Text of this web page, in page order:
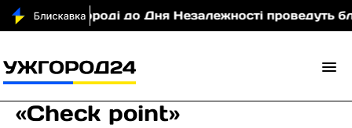
В Ужгороді до Дня Незалежності проведуть
«Check point»